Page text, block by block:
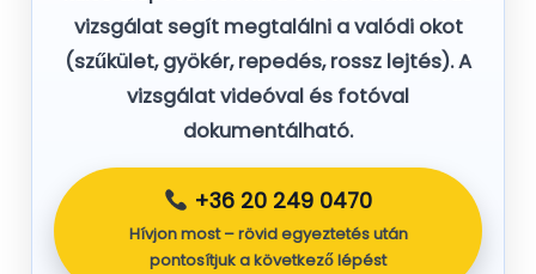
vizsgálat segít megtalálni a valódi okot
(szűkület, gyökér, repedés, rossz lejtés). A
vizsgálatvideóval és fotóval
dokumentálható.
+36 20 249 0470
Hívjon most – rövid egyeztetés után
pontosítjuk a következő lépést